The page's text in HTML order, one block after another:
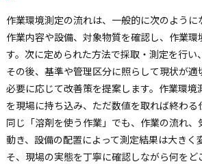
作業環境測定の流れは、一般的に次のように
作業内容や設備、対象物質を確認し、作業環
す。次に定められた方法で採取・測定を行い
その後、基準や管理区分に照らして現状が適
必要に応じて改善策を提案します。作業環境
を現場に持ち込み、ただ数値を取れば終わる
同じ「溶剤を使う作業」でも、作業の流れ
動き、設備の配置によって測定結果は大きく
そ、現場の実態を丁寧に確認しながら何を